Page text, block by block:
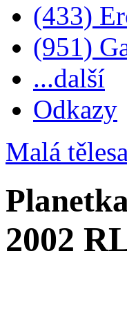
(433)
(951)
...další
Odkazy
Malá tělesa
2002